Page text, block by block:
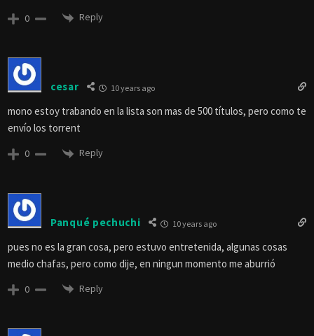
0 Reply
cesar 10 years ago
mono estoy trabando en la lista son mas de 500 títulos, pero como te
envío los torrent
0 Reply
Panqué pechuchi 10 years ago
pues no es la gran cosa, pero estuvo entretenida, algunas cosas
medio chafas, pero como dije, en ningun momento me aburrió
0 Reply